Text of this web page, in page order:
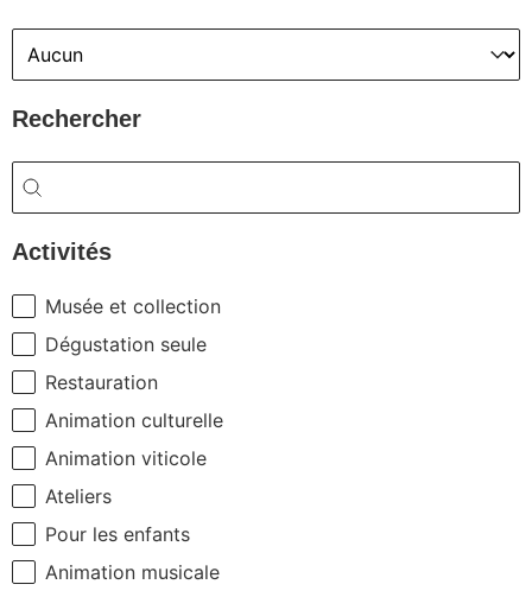
Réservations (visites)
Réservations (visites)
Rechercher
Rechercher
Rechercher
Activités
Activités
Musée et collection
Dégustation seule
Restauration
Animation culturelle
Animation viticole
Ateliers
Pour les enfants
Animation musicale